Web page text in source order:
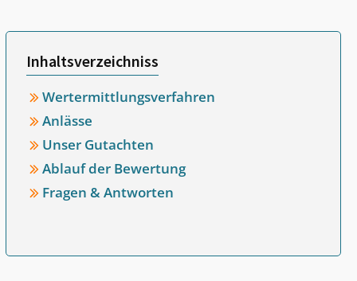
Inhaltsverzeichniss
Wertermittlungsverfahren
Anlässe
Unser Gutachten
Ablauf der Bewertung
Fragen & Antworten